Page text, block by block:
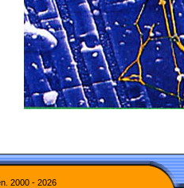
2000 - 2026